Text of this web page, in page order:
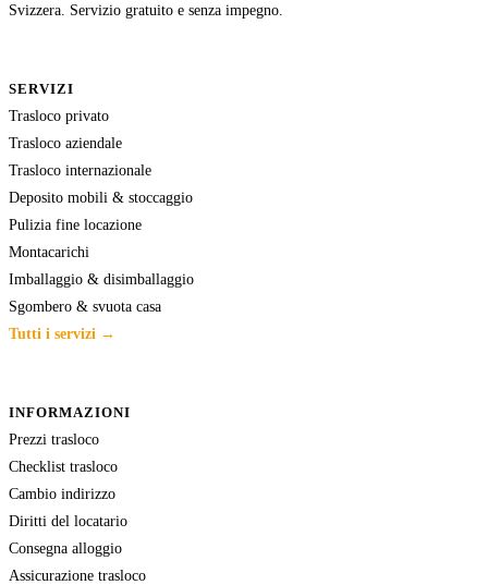
Svizzera. Servizio gratuito e senza impegno.
SERVIZI
Trasloco privato
Trasloco aziendale
Trasloco internazionale
Deposito mobili & stoccaggio
Pulizia fine locazione
Montacarichi
Imballaggio & disimballaggio
Sgombero & svuota casa
Tutti i servizi →
INFORMAZIONI
Prezzi trasloco
Checklist trasloco
Cambio indirizzo
Diritti del locatario
Consegna alloggio
Assicurazione trasloco